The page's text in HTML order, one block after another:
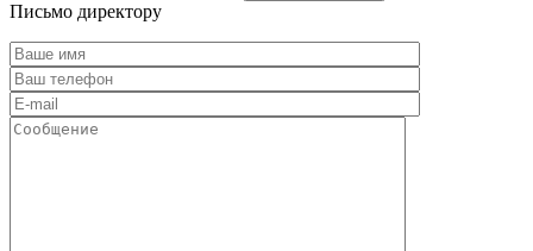
Письмо директору